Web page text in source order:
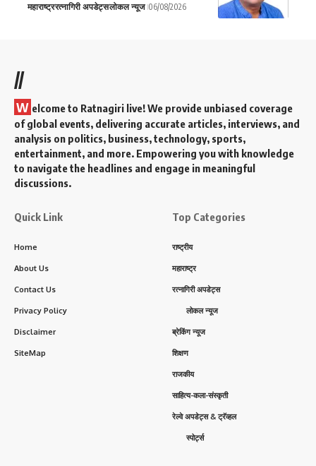
महाराष्ट्ररत्नागिरी अपडेट्सलोकल न्यूज 06/08/2026
//
W elcome to Ratnagiri live! We provide unbiased coverage
of global events, delivering accurate articles, interviews, and
analysis on politics, business, technology, sports,
entertainment, and more. Empowering you with knowledge
to navigate the headlines and engage in meaningful
discussions.
Quick Link
Home
About Us
Contact Us
Privacy Policy
Disclaimer
SiteMap
Top Categories
राष्ट्रीय
महाराष्ट्र
रत्नागिरी अपडेट्स
लोकल न्यूज
ब्रेकिंग न्यूज
शिक्षण
राजकीय
साहित्य-कला-संस्कृती
रेल्वे अपडेट्स & ट्रॅव्हल
स्पोर्ट्स